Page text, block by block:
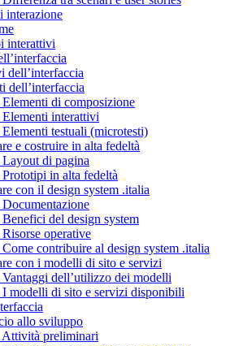
interazione
interattivi
dell’interfaccia
dell’interfaccia
di composizione
interattivi
testuali (microtesti)
e costruire in alta fedeltà
di pagina
in alta fedeltà
con il design system .italia
del design system
operative
contribuire al design system .italia
con i modelli di sito e servizi
dell’utilizzo dei modelli
I modelli di sito e servizi disponibili
allo sviluppo
Attività preliminari